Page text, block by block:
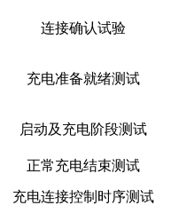
连接确认试验
充电准备就绪测试
启动及充电阶段测试
正常充电结束测试
充电连接控制时序测试